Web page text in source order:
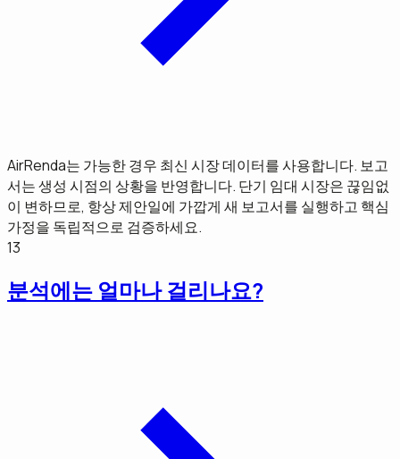
AirRenda는 가능한 경우 최신 시장 데이터를 사용합니다. 보고
서는 생성 시점의 상황을 반영합니다. 단기 임대 시장은 끊임없
이 변하므로, 항상 제안일에 가깝게 새 보고서를 실행하고 핵심
가정을 독립적으로 검증하세요.
13
분석에는 얼마나 걸리나요?